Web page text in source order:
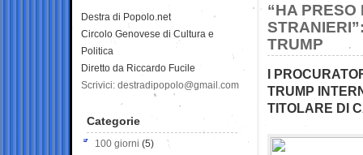
“HA PRESO
TRUMP
I
TRUMP
TITOLARE DI
Destra di Popolo.net
Circolo Genovese di Cultura e
Politica
Diretto da Riccardo Fucile
Scrivici: destradipopolo@gmail.com
Categorie
100 giorni (5)